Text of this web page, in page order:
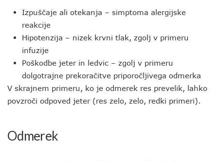
Izpuščaje ali otekanja – simptoma alergijske
reakcije
Hipotenzija – nizek krvni tlak, zgolj v primeru
infuzije
Poškodbe jeter in ledvic – zgolj v primeru
dolgotrajne prekoračitve priporočljivega odmerka
V skrajnem primeru, ko je odmerek res prevelik, lahko
povzroči odpoved jeter (res zelo, zelo, redki primeri).
Odmerek